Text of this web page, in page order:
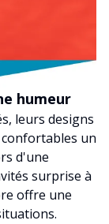
humeur
leurs designs
un
d'une
surprise à
offre une